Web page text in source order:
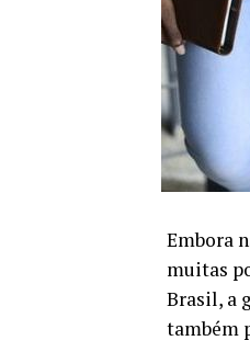
Embora
muitas
Brasil, a
também